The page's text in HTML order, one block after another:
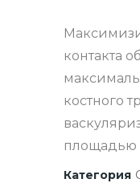
контакта
костного
площадью
Категория